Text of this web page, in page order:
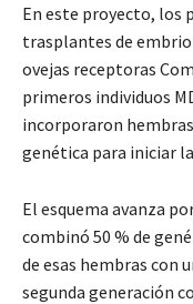
En este proyecto, los
trasplantes de
ovejas receptoras
primeros individuos
incorporaron
genética para iniciar
El esquema avanza
combinó 50 % de
de esas hembras con
segunda generación